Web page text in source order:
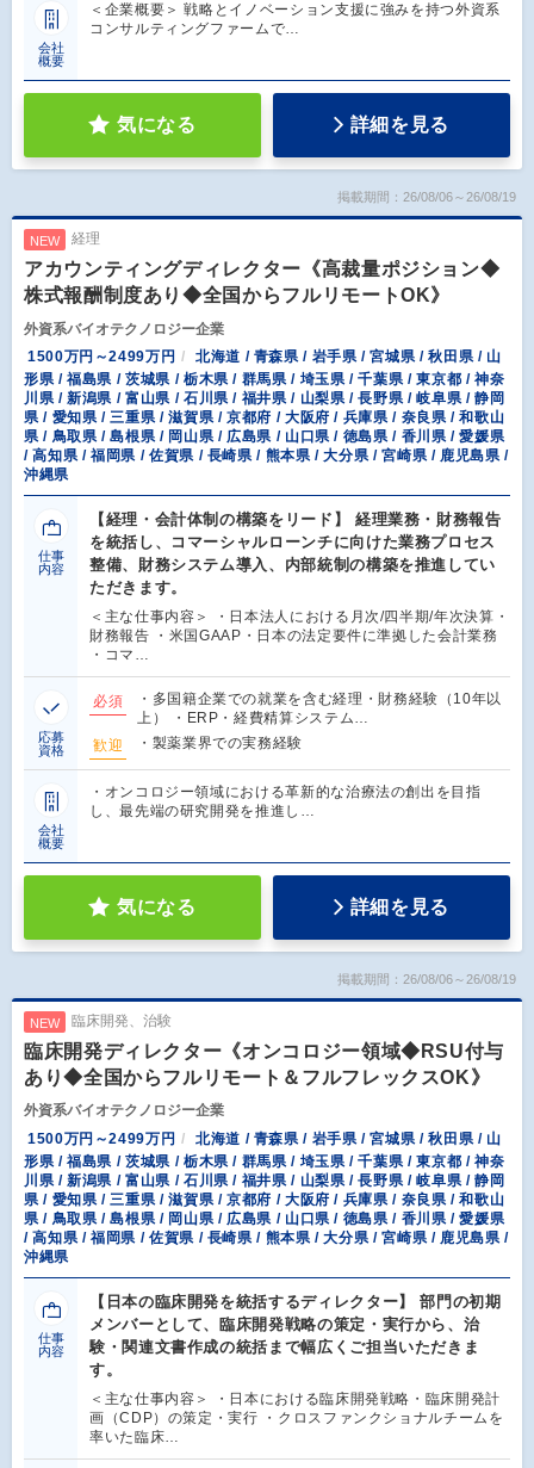
会社
概要
＜企業概要＞ 戦略とイノベーション支援に強みを持つ外資系
コンサルティングファームで…
気になる 詳細を見る
掲載期間：26/08/06～26/08/19
NEW 経理
アカウンティングディレクター《高裁量ポジション◆
株式報酬制度あり◆全国からフルリモートOK》
外資系バイオテクノロジー企業
1500万円～2499万円
北海道 / 青森県 / 岩手県 / 宮城県 / 秋田県 / 山
形県 / 福島県 / 茨城県 / 栃木県 / 群馬県 / 埼玉県 / 千葉県 / 東京都 / 神奈
川県 / 新潟県 / 富山県 / 石川県 / 福井県 / 山梨県 / 長野県 / 岐阜県 / 静岡
県 / 愛知県 / 三重県 / 滋賀県 / 京都府 / 大阪府 / 兵庫県 / 奈良県 / 和歌山
県 / 鳥取県 / 島根県 / 岡山県 / 広島県 / 山口県 / 徳島県 / 香川県 / 愛媛県
/ 高知県 / 福岡県 / 佐賀県 / 長崎県 / 熊本県 / 大分県 / 宮崎県 / 鹿児島県 /
沖縄県
仕事
内容
【経理・会計体制の構築をリード】 経理業務・財務報告
を統括し、コマーシャルローンチに向けた業務プロセス
整備、財務システム導入、内部統制の構築を推進してい
ただきます。
＜主な仕事内容＞ ・日本法人における月次/四半期/年次決算・
財務報告 ・米国GAAP・日本の法定要件に準拠した会計業務
・コマ…
応募
資格
必須
・多国籍企業での就業を含む経理・財務経験（10年以
上） ・ERP・経費精算システム…
歓迎
・製薬業界での実務経験
会社
概要
・オンコロジー領域における革新的な治療法の創出を目指
し、最先端の研究開発を推進し…
気になる 詳細を見る
掲載期間：26/08/06～26/08/19
NEW 臨床開発、治験
臨床開発ディレクター《オンコロジー領域◆RSU付与
あり◆全国からフルリモート＆フルフレックスOK》
外資系バイオテクノロジー企業
1500万円～2499万円
北海道 / 青森県 / 岩手県 / 宮城県 / 秋田県 / 山
形県 / 福島県 / 茨城県 / 栃木県 / 群馬県 / 埼玉県 / 千葉県 / 東京都 / 神奈
川県 / 新潟県 / 富山県 / 石川県 / 福井県 / 山梨県 / 長野県 / 岐阜県 / 静岡
県 / 愛知県 / 三重県 / 滋賀県 / 京都府 / 大阪府 / 兵庫県 / 奈良県 / 和歌山
県 / 鳥取県 / 島根県 / 岡山県 / 広島県 / 山口県 / 徳島県 / 香川県 / 愛媛県
/ 高知県 / 福岡県 / 佐賀県 / 長崎県 / 熊本県 / 大分県 / 宮崎県 / 鹿児島県 /
沖縄県
仕事
内容
【日本の臨床開発を統括するディレクター】 部門の初期
メンバーとして、臨床開発戦略の策定・実行から、治
験・関連文書作成の統括まで幅広くご担当いただきま
す。
＜主な仕事内容＞ ・日本における臨床開発戦略・臨床開発計
画（CDP）の策定・実行 ・クロスファンクショナルチームを
率いた臨床…